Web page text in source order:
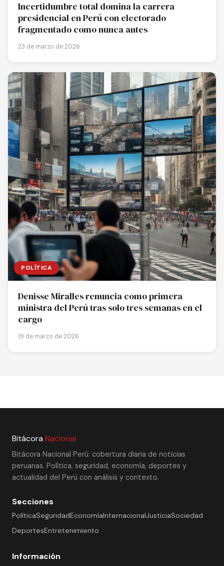
Incertidumbre total domina la carrera
presidencial en Perú con electorado
fragmentado como nunca antes
23 de marzo de 2026
POLÍTICA
Denisse Miralles renuncia como primera
ministra del Perú tras solo tres semanas en el
cargo
19 de marzo de 2026
Bitácora Nacional
Bitácora Nacional Perú: cobertura diaria de noticias
peruanas. Política, seguridad, economía, deportes y
actualidad del Perú con análisis y contexto.
Secciones
PolíticaSeguridadEconomíaInternacionalJusticiaSociedad
DeportesEntretenimiento
Información